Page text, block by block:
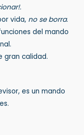
vida, no se borra.
del mando
gran calidad.
es un mando